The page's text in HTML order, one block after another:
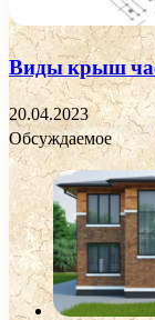
Виды крыш
20.04.2023
Обсуждаемое